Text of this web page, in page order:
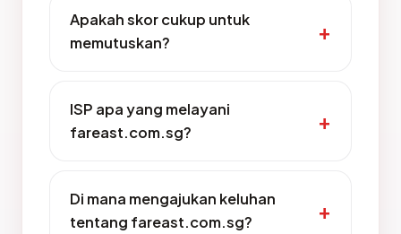
Apakah skor cukup untuk
memutuskan?
ISP apa yang melayani
fareast.com.sg?
Di mana mengajukan keluhan
tentang fareast.com.sg?